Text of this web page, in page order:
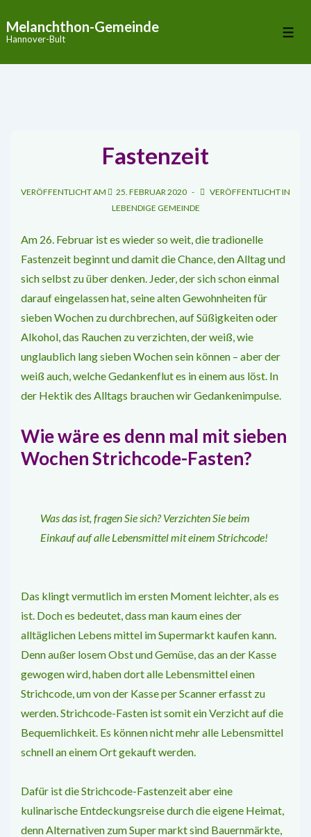
Zum
Melanchthon-Gemeinde
Hannover-Bult
Fastenzeit
VERÖFFENTLICHT AM 25. FEBRUAR 2020
VERÖFFENTLICHT IN
LEBENDIGE GEMEINDE
Am 26. Februar ist es wieder so weit, die tra­dionelle
Fastenzeit beginnt und damit die Chance, den Alltag und
sich selbst zu über­ denken. Jeder, der sich schon einmal
darauf eingelassen hat, seine alten Gewohnheiten für
sieben Wochen zu durchbrechen, auf Sü­ßigkeiten oder
Alkohol, das Rauchen zu ver­zichten, der weiß, wie
unglaublich lang sie­ben Wochen sein können – aber der
weiß auch, welche Gedankenflut es in einem aus­ löst. In
der Hektik des Alltags brauchen wir Gedankenimpulse.
Wie wäre es denn mal mit sieben
Wochen Strichcode­-Fasten?
Was das ist, fragen Sie sich? Verzichten Sie beim
Einkauf auf alle Lebensmittel mit einem Strichcode!
Das klingt vermutlich im ersten Moment leichter, als es
ist. Doch es bedeutet, dass man kaum eines der
alltäglichen Lebens­ mittel im Supermarkt kaufen kann.
Denn au­ßer losem Obst und Gemüse, das an der Kas­se
gewogen wird, haben dort alle Lebensmittel einen
Strichcode, um von der Kasse per Scanner erfasst zu
werden. Strich­code-­Fasten ist somit ein Verzicht auf die
Be­quemlichkeit. Es können nicht mehr alle Le­bensmittel
schnell an einem Ort gekauft werden.
Dafür ist die Strichcode­-Fastenzeit aber eine
kulinarische Entdeckungsreise durch die ei­gene Heimat,
denn Alternativen zum Super­ markt sind Bauernmärkte,